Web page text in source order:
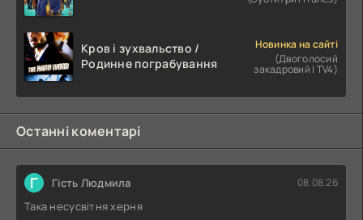
Кров і зухвальство /
Родинне пограбування
Новинка на сайті
(Двоголосий
закадровий | TV4)
Останні коментарі
Г Гість Людмила 08.08.26
Така несусвітня херня